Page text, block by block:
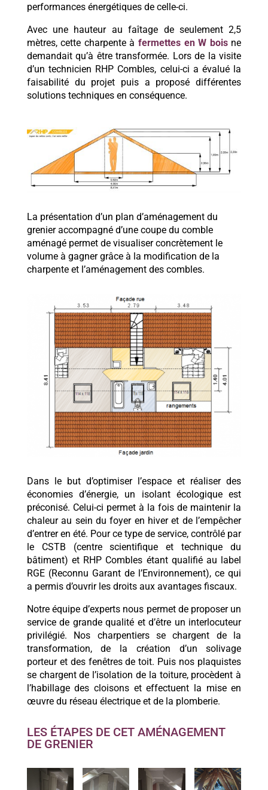
performances énergétiques de celle-ci.
Avec une hauteur au faîtage de seulement 2,5
mètres, cette charpente à fermettes en W boisne
demandait qu’à être transformée. Lors de la visite
d’un technicien RHP Combles, celui-ci a évalué la
faisabilité du projet puis a proposé différentes
solutions techniques en conséquence.
La présentation d’un plan d’aménagement du
grenier accompagné d’une coupe du comble
aménagé permet de visualiser concrètement le
volume à gagner grâce à la modification de la
charpente et l’aménagement des combles.
Dans le but d’optimiser l’espace et réaliser des
économies d’énergie, un isolant écologique est
préconisé. Celui-ci permet à la fois de maintenir la
chaleur au sein du foyer en hiver et de l’empêcher
d’entrer en été. Pour ce type de service, contrôlé par
le CSTB (centre scientifique et technique du
bâtiment) et RHP Combles étant qualifié au label
RGE (Reconnu Garant de l’Environnement), ce qui
a permis d’ouvrir les droits aux avantages fiscaux.
Notre équipe d’experts nous permet de proposer un
service de grande qualité et d’être un interlocuteur
privilégié. Nos charpentiers se chargent de la
transformation, de la création d’un solivage
porteur et des fenêtres de toit. Puis nos plaquistes
se chargent de l’isolation de la toiture, procèdent à
l’habillage des cloisons et effectuent la mise en
œuvre du réseau électrique et de la plomberie.
LES ÉTAPES DE CET AMÉNAGEMENT
DE GRENIER